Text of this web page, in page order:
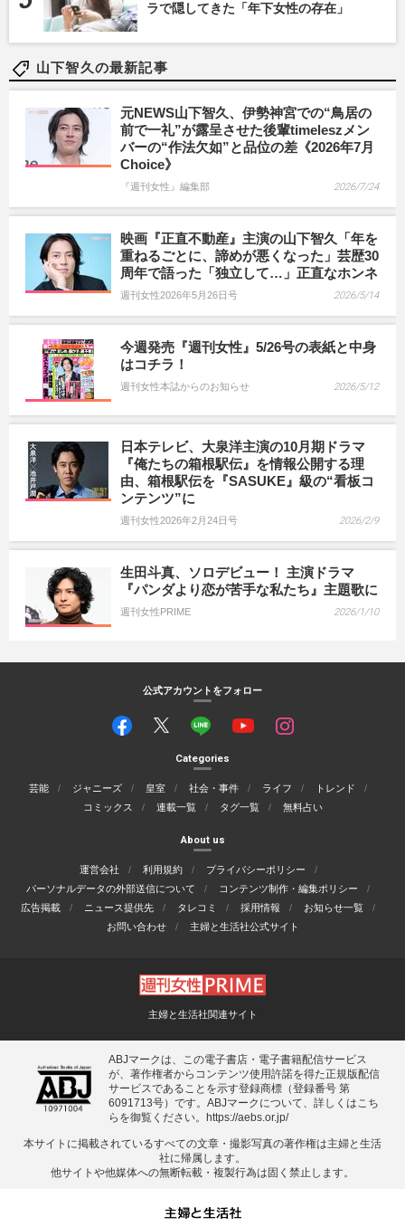
ラで隠してきた「年下女性の存在」
山下智久の最新記事
元NEWS山下智久、伊勢神宮での“鳥居の
前で一礼”が露呈させた後輩timeleszメン
バーの“作法欠如”と品位の差《2026年7月
Choice》
『週刊女性』編集部 2026/7/24
映画『正直不動産』主演の山下智久「年を
重ねるごとに、諦めが悪くなった」芸歴30
周年で語った「独立して…」正直なホンネ
週刊女性2026年5月26日号 2026/5/14
今週発売『週刊女性』5/26号の表紙と中身
はコチラ！
週刊女性本誌からのお知らせ 2026/5/12
日本テレビ、大泉洋主演の10月期ドラマ
『俺たちの箱根駅伝』を情報公開する理
由、箱根駅伝を『SASUKE』級の“看板コ
ンテンツ”に
週刊女性2026年2月24日号 2026/2/9
生田斗真、ソロデビュー！ 主演ドラマ
『パンダより恋が苦手な私たち』主題歌に
週刊女性PRIME 2026/1/10
公式アカウントをフォロー
Categories
芸能 ジャニーズ 皇室 社会・事件 ライフ
トレンド
コミックス
連載一覧 タグ一覧 無料占い
About us
運営会社 利用規約
プライバシーポリシー
パーソナルデータの外部送信について
コンテンツ制作・編集ポリシー
広告掲載
ニュース提供先 タレコミ 採用情報
お知らせ一覧
お問い合わせ
主婦と生活社公式サイト
主婦と生活社関連サイト
ABJマークは、この電子書店・電子書籍配信サービス
が、著作権者からコンテンツ使用許諾を得た正規版配信
サービスであることを示す登録商標（登録番号 第
6091713号）です。ABJマークについて、詳しくはこち
らを御覧ください。
https://aebs.or.jp/
本サイトに掲載されているすべての⽂章・撮影写真の著作権は主婦と⽣活
社に帰属します。
他サイトや他媒体への無断転載・複製⾏為は固く禁⽌します。